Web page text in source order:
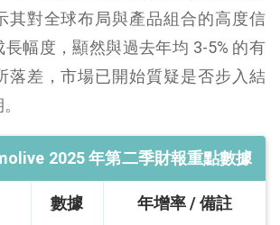
其對全球布局與產品組合的高度信
幅度，顯然與過去年均 3-5% 的有
落差，市場已開始質疑是否步入結
2025 年第二季財報重點數據
數據 年增率 / 備註